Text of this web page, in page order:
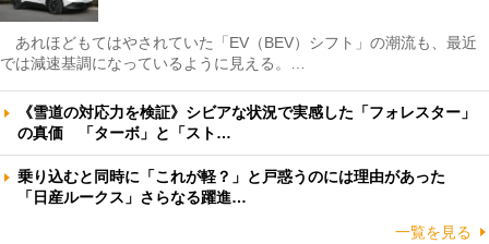
あれほどもてはやされていた「EV（BEV）シフト」の潮流も、最近
では減速基調になっているように見える。…
《雪道の対応力を検証》シビアな状況で実感した「フォレスター」
の真価 「ターボ」と「スト…
乗り込むと同時に「これが軽？」と戸惑うのには理由があった
「日産ルークス」さらなる躍進…
一覧を見る